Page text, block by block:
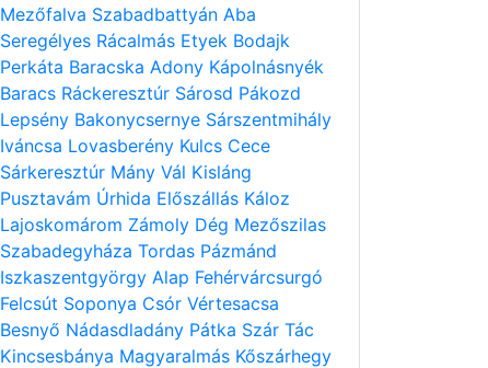
Mezőfalva Szabadbattyán Aba
Seregélyes Rácalmás Etyek Bodajk
Perkáta Baracska Adony Kápolnásnyék
Baracs Ráckeresztúr Sárosd Pákozd
Lepsény Bakonycsernye Sárszentmihály
Iváncsa Lovasberény Kulcs Cece
Sárkeresztúr Mány Vál Kisláng
Pusztavám Úrhida Előszállás Káloz
Lajoskomárom Zámoly Dég Mezőszilas
Szabadegyháza Tordas Pázmánd
Iszkaszentgyörgy Alap Fehérvárcsurgó
Felcsút Soponya Csór Vértesacsa
Besnyő Nádasdladány Pátka Szár Tác
Kincsesbánya Magyaralmás Kőszárhegy